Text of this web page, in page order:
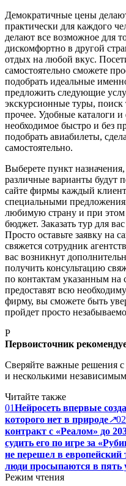
Демократичные цены
практически для каждого
делают все возможное для
дискомфортно в другой
отдых на любой вкус.
самостоятельно сможете
подобрать идеальные
предложить следующие
экскурсионные туры, поиск
прочее. Удобные каталоги
необходимое быстро и без
подобрать авиабилеты,
самостоятельно.
Выберете пункт
различные варианты будут
сайте фирмы каждый
специальными
любимую страну и при этом
бюджет. Заказать тур для
Просто оставьте заявку на
свяжется сотрудник
вас возникнут
получить консультацию
по контактам указанным на
предоставят всю
фирму, вы сможете быть
пройдет просто
P
Первоисточник
Сверяйте важные решения
и несколькими
Читайте также
01Нейросеть впервые
которого нет в природе↗02
контракт с «Реалом» до
судить его по игре за
не перешел в европейский
люди просыпаются в пять
Режим чтения